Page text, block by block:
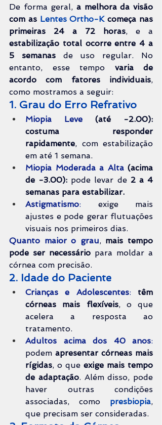
De forma geral, a melhora da visão
com as Lentes Ortho-K começa nas
primeiras 24 a 72 horas
estabilização total ocorre entre 4 a
5 semanas de uso regular. No
entanto, esse tempo varia de
acordo com fatores individuais,
como mostramos a seguir:
1. Grau do Erro Refrativo
Miopia Leve (até -2.00):
costuma responder
rapidamente, com estabilização
em até 1 semana.
Miopia Moderada a Alta (acima
de -3.00): pode levar de 2 a 4
semanas para estabilizar.
Astigmatismo: exige mais
ajustes e pode gerar flutuações
visuais nos primeiros dias.
Quanto maior o grau, mais tempo
pode ser necessário para moldar a
córnea com precisão.
2. Idade do Paciente
Crianças e Adolescentes:
têm
córneas mais flexíveis, o que
acelera a resposta ao
tratamento.
Adultos acima dos 40 anos:
podem apresentar córneas mais
rígidas, o que exige mais tempo
de adaptação. Além disso, pode
haver outras condições
associadas, como presbiopia,
que precisam ser consideradas.